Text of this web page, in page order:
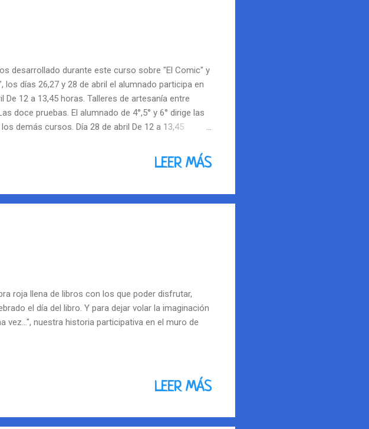
desarrollado durante este curso sobre "El Comic" y
días 26,27 y 28 de abril el alumnado participa en
12 a 13,45 horas. Talleres de artesanía entre
doce pruebas. El alumnado de 4°,5° y 6° dirige las
demás cursos. Día 28 de abril De 12 a 13,45
a la lectura, yoga y danza. -Juegos tradicionales.
de las familias. ¡ Pasaremos unos días
LEER MÁS
roja llena de libros con los que poder disfrutar,
el día del libro. Y para dejar volar la imaginación
vez...", nuestra historia participativa en el muro de
LEER MÁS